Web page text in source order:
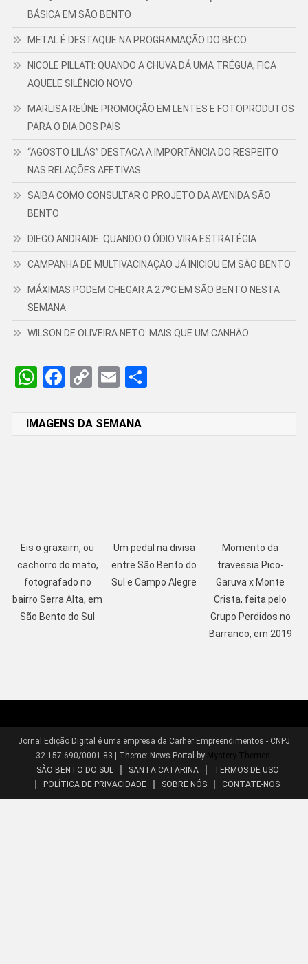
BÁSICA EM SÃO BENTO
METAL É DESTAQUE NA PROGRAMAÇÃO DO BECO
NICOLE PILLATI: QUANDO A CHUVA DÁ UMA TRÉGUA, FICA
AQUELE SILÊNCIO NOVO
MARLISA REÚNE PROMOÇÃO EM LENTES E FOTOPRODUTOS
PARA O DIA DOS PAIS
“AGOSTO LILÁS” DESTACA A IMPORTÂNCIA DO RESPEITO
NAS RELAÇÕES AFETIVAS
SAIBA COMO CONSULTAR O PROJETO DA AVENIDA SÃO
BENTO
DIEGO ANDRADE: QUANDO O ÓDIO VIRA ESTRATÉGIA
CAMPANHA DE MULTIVACINAÇÃO JÁ INICIOU EM SÃO BENTO
MÁXIMAS PODEM CHEGAR A 27ºC EM SÃO BENTO NESTA
SEMANA
WILSON DE OLIVEIRA NETO: MAIS QUE UM CANHÃO
WhatsApp
Facebook
CopyEmailShare
IMAGENS DA SEMANA
Eis o graxaim, ou
cachorro do mato,
fotografado no
bairro Serra Alta, em
São Bento do Sul
Um pedal na divisa
entre São Bento do
Sul e Campo Alegre
Momento da
travessia Pico-
Garuva x Monte
Crista, feita pelo
Grupo Perdidos no
Barranco, em 2019
Jornal Edição Digital é uma empresa da Carher Empreendimentos - CNPJ
32.157.690/0001-83 | Theme: News Portal by Mystery Themes .
SÃO BENTO DO SUL
SANTA CATARINA
TERMOS DE USO
POLÍTICA DE PRIVACIDADE
SOBRE NÓS CONTATE-NOS